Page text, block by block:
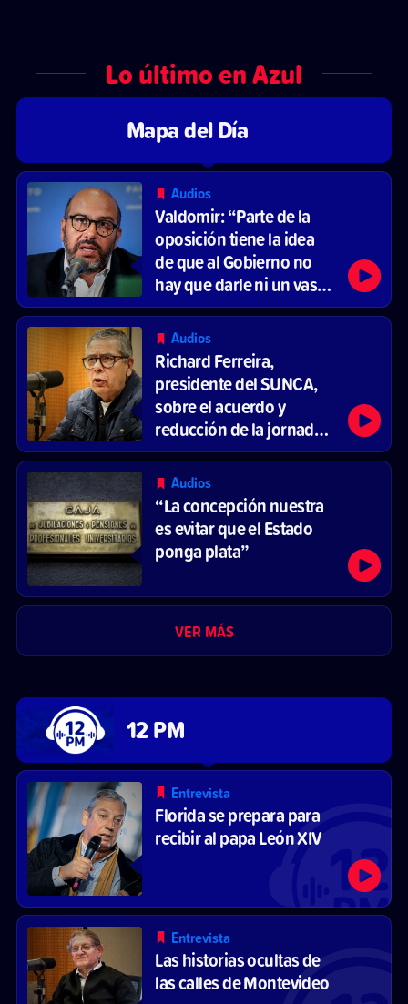
Lo último en Azul
Mapa del Día
Audios
Valdomir: “Parte de la
oposición tiene la idea
de que al Gobierno no
hay que darle ni un vaso
de agua”
Audios
Richard Ferreira,
presidente del SUNCA,
sobre el acuerdo y
reducción de la jornada
laboral
Audios
“La concepción nuestra
es evitar que el Estado
ponga plata”
VER MÁS
12 PM
Entrevista
Florida se prepara para
recibir al papa León XIV
Entrevista
Las historias ocultas de
las calles de Montevideo